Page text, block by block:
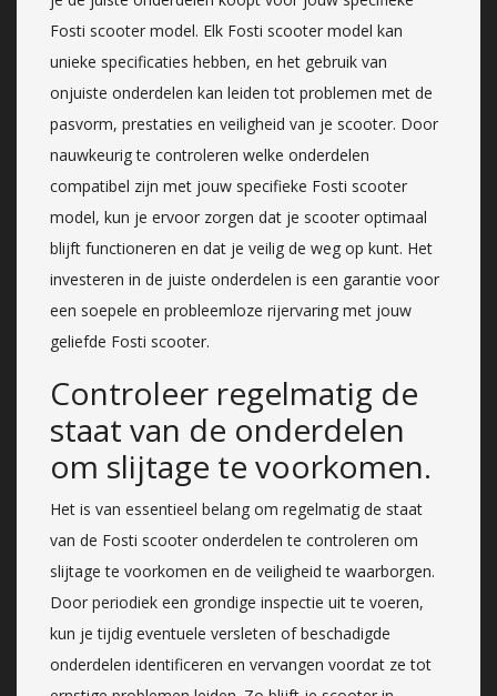
Fosti scooter model. Elk Fosti scooter model kan
unieke specificaties hebben, en het gebruik van
onjuiste onderdelen kan leiden tot problemen met de
pasvorm, prestaties en veiligheid van je scooter. Door
nauwkeurig te controleren welke onderdelen
compatibel zijn met jouw specifieke Fosti scooter
model, kun je ervoor zorgen dat je scooter optimaal
blijft functioneren en dat je veilig de weg op kunt. Het
investeren in de juiste onderdelen is een garantie voor
een soepele en probleemloze rijervaring met jouw
geliefde Fosti scooter.
Controleer regelmatig de
staat van de onderdelen
om slijtage te voorkomen.
Het is van essentieel belang om regelmatig de staat
van de Fosti scooter onderdelen te controleren om
slijtage te voorkomen en de veiligheid te waarborgen.
Door periodiek een grondige inspectie uit te voeren,
kun je tijdig eventuele versleten of beschadigde
onderdelen identificeren en vervangen voordat ze tot